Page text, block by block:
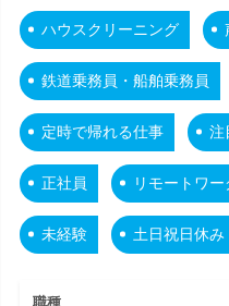
ハウスクリーニング
鉄道乗務員・船舶乗務員
定時で帰れる仕事 注
正社員 リモートワ
未経験 土日祝日休み
職種